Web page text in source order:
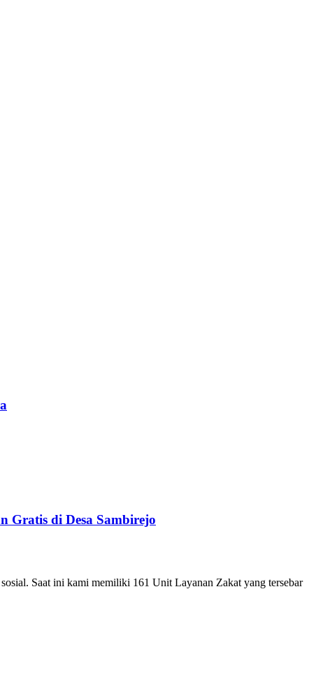
Gratis di Desa Sambirejo
Saat ini kami memiliki 161 Unit Layanan Zakat yang tersebar